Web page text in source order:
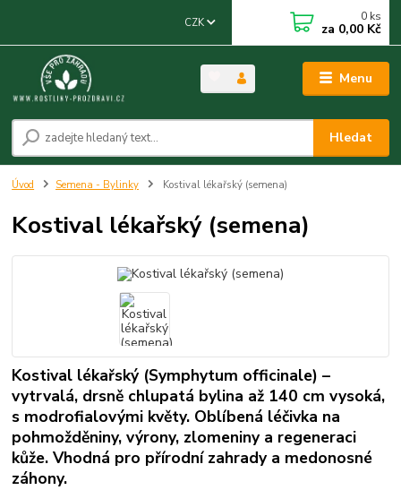
Menu
CZK
Hledat
0 ks
za 0,00 Kč
Úvod Semena - Bylinky Kostival lékařský (semena)
Kostival lékařský (semena)
Kostival lékařský (Symphytum officinale) –
vytrvalá, drsně chlupatá bylina až 140 cm vysoká,
s modrofialovými květy. Oblíbená léčivka na
pohmožděniny, výrony, zlomeniny a regeneraci
kůže. Vhodná pro přírodní zahrady a medonosné
záhony.